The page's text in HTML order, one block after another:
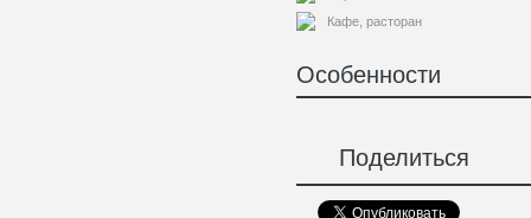
Кафе, расторан
Особенности
Поделиться